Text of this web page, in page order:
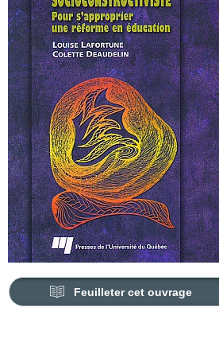
Feuilleter cet ouvrage